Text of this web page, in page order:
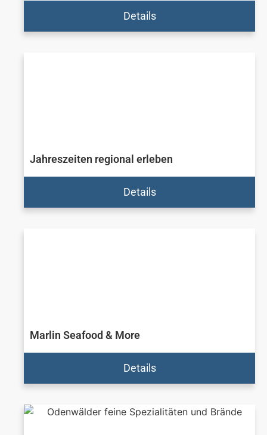
Details
Jahreszeiten regional erleben
Details
Marlin Seafood & More
Details